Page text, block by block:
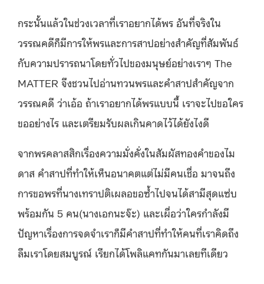
กระนั้นแล้วในช่วงเวลาที่เราอยากได้พร อันที่จริงใน
วรรณคดีก็มีการให้พรและการสาปอย่างสำคัญที่สัมพันธ์
กับความปรารถนาโดยทั่วไปของมนุษย์อย่างเราๆ The
MATTER จึงชวนไปอ่านทวนพรและคำสาปสำคัญจาก
วรรณคดี ว่าเอ้อ ถ้าเราอยากได้พรแบบนี้ เราจะไปขอใคร
ขออย่างไร และเตรียมรับผลเกินคาดไว้ได้ยังไงดี
จากพรคลาสสิกเรื่องความมั่งคั่งในสัมผัสทองคำของไม
ดาส คำสาปที่ทำให้เห็นอนาคตแต่ไม่มีคนเชื่อ มาจนถึง
การขอพรที่นางเทราปติเผลอขอซ้ำไปจนได้สามีสุดแซ่บ
พร้อมกัน 5 คน(นางเอกนะจ๊ะ) และเผื่อว่าใครกำลังมี
ปัญหาเรื่องการจดจำเราก็มีคำสาปที่ทำให้คนที่เราคิดถึง
ลืมเราโดยสมบูรณ์ เรียกได้โพลิแคทกันมาเลยทีเดียว